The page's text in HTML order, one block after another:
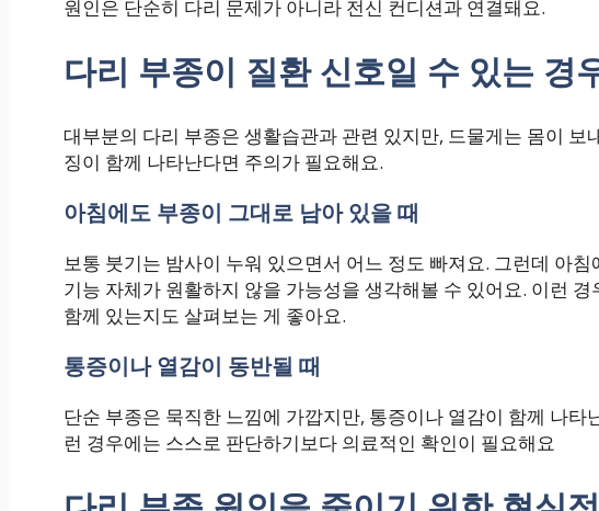
원인은 단순히 다리 문제가 아니라 전신 컨디션과 연결돼요.
다리 부종이 질환 신호일 수 있는 경
대부분의 다리 부종은 생활습관과 관련 있지만, 드물게는 몸이 보
징이 함께 나타난다면 주의가 필요해요.
아침에도 부종이 그대로 남아 있을 때
보통 붓기는 밤사이 누워 있으면서 어느 정도 빠져요. 그런데 아
기능 자체가 원활하지 않을 가능성을 생각해볼 수 있어요. 이런 경
함께 있는지도 살펴보는 게 좋아요.
통증이나 열감이 동반될 때
단순 부종은 묵직한 느낌에 가깝지만, 통증이나 열감이 함께 나타
런 경우에는 스스로 판단하기보다 의료적인 확인이 필요해요